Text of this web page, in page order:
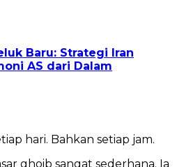
Baru: Strategi Iran
AS dari Dalam
hari. Bahkan setiap jam.
ghoib sangat sederhana. Ia